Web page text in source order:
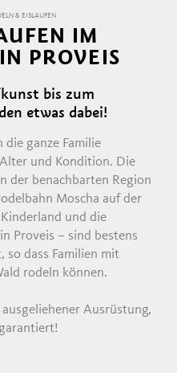
& EISLAUFEN
IM
PROVEIS
bis zum
etwas dabei!
die ganze Familie
und Kondition. Die
der benachbarten Region
Moscha auf der
und die
Proveis – sind bestens
so dass Familien mit
rodeln können.
Ausrüstung,